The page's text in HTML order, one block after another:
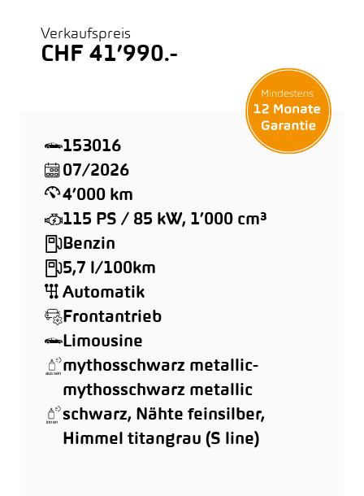
Verkaufspreis
CHF 41’990.-
153016
07/2026
4’000 km
115 PS / 85 kW, 1’000 cm³
Benzin
5,7 l/100km
Automatik
Frontantrieb
Limousine
mythosschwarz metallic-
mythosschwarz metallic
schwarz, Nähte feinsilber,
Himmel titangrau (S line)